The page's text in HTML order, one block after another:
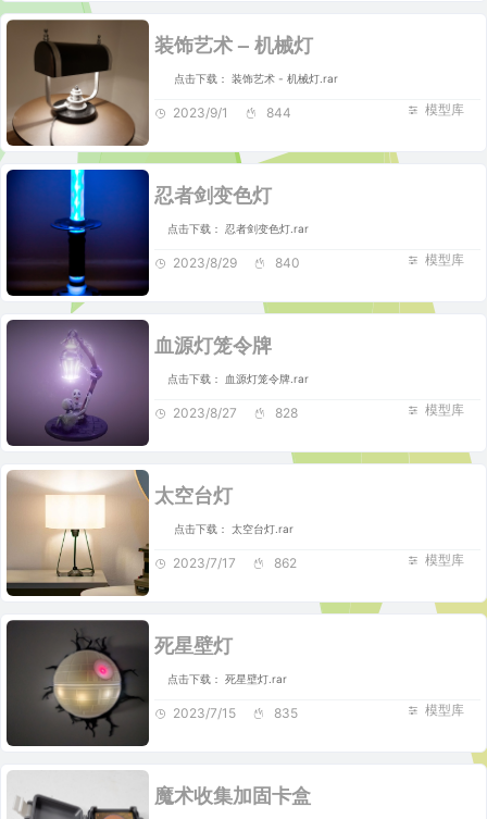
装饰艺术 – 机械灯
点击下载： 装饰艺术 - 机械灯.rar
模型库
2023/9/1 844
忍者剑变色灯
点击下载： 忍者剑变色灯.rar
模型库
2023/8/29 840
血源灯笼令牌
点击下载： 血源灯笼令牌.rar
模型库
2023/8/27 828
太空台灯
点击下载： 太空台灯.rar
模型库
2023/7/17 862
死星壁灯
点击下载： 死星壁灯.rar
模型库
2023/7/15 835
魔术收集加固卡盒